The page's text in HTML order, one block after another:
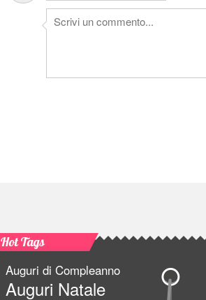
Hot Tags
Auguri di Compleanno
Auguri Natale